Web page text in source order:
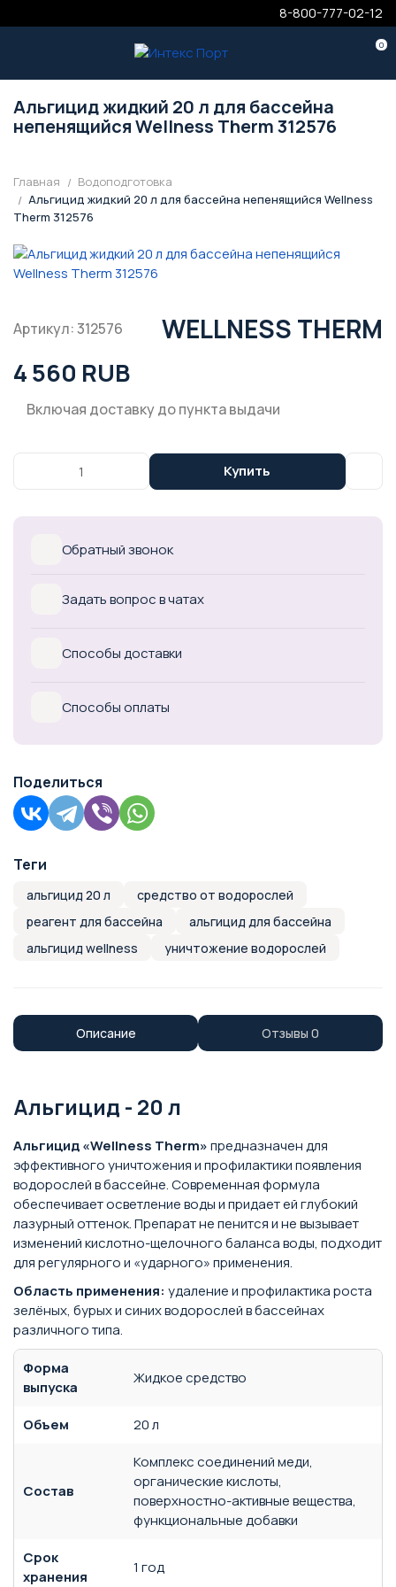
8-800-777-02-12
0
Альгицид жидкий 20 л для бассейна
непенящийся Wellness Therm 312576
Главная
Водоподготовка
Альгицид жидкий 20 л для бассейна непенящийся Wellness
Therm 312576
Артикул: 312576 WELLNESS THERM
4 560 RUB
Включая доставку до пункта выдачи
Купить
Обратный звонок
Задать вопрос в чатах
Способы доставки
Способы оплаты
Поделиться
Теги
альгицид 20 л
средство от водорослей
реагент для бассейна
альгицид для бассейна
альгицид wellness
уничтожение водорослей
Описание Отзывы 0
Альгицид - 20 л
Альгицид «Wellness Therm»предназначен для
эффективного уничтожения и профилактики появления
водорослей в бассейне. Современная формула
обеспечивает осветление воды и придает ей глубокий
лазурный оттенок. Препарат не пенится и не вызывает
изменений кислотно-щелочного баланса воды, подходит
для регулярного и «ударного» применения.
Область применения: удаление и профилактика роста
зелёных, бурых и синих водорослей в бассейнах
различного типа.
Форма
выпуска
Жидкое средство
Объем 20 л
Состав
Комплекс соединений меди,
органические кислоты,
поверхностно-активные вещества,
функциональные добавки
Срок
хранения
1 год